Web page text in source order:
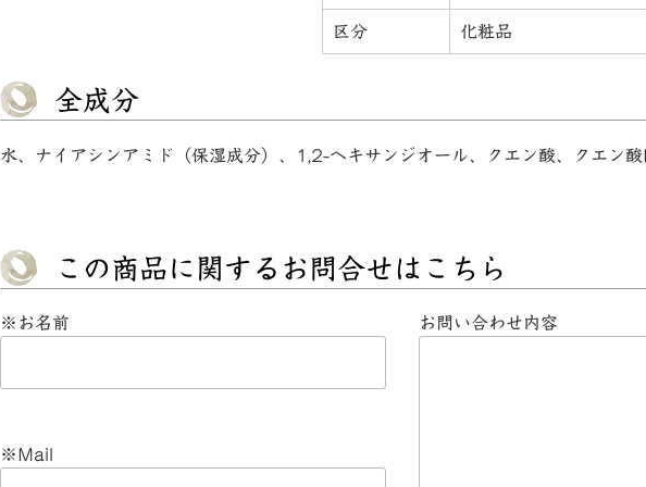
区分 化粧品
全成分
水、ナイアシンアミド（保湿成分）、1,2-ヘキサンジオール、クエン酸、クエン
この商品に関するお問合せはこちら
※お名前
※Mail
お問い合わせ内容